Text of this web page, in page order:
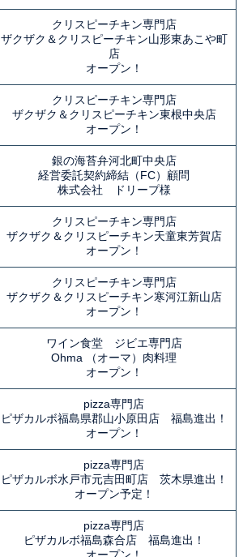
クリスピーチキン専門店
ザクザク＆クリスピーチキン山形東あこや町
店
オープン！
クリスピーチキン専門店
ザクザク＆クリスピーチキン東根中央店
オープン！
銀の海苔弁河北町中央店
経営委託契約締結（FC）顧問
株式会社 ドリープ様
クリスピーチキン専門店
ザクザク＆クリスピーチキン天童東芳賀店
オープン！
クリスピーチキン専門店
ザクザク＆クリスピーチキン寒河江新山店
オープン！
ワイン食堂 ジビエ専門店
Ohma （オーマ）肉料理
オープン！
pizza専門店
ピザカルボ福島県郡山小原田店 福島進出！
オープン！
pizza専門店
ピザカルボ水戸市元吉田町店 茨木県進出！
オープン予定！
pizza専門店
ピザカルボ福島森合店 福島進出！